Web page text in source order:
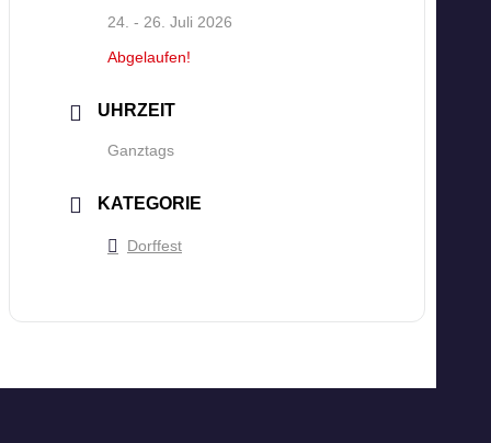
24. - 26. Juli 2026
Abgelaufen!
UHRZEIT
Ganztags
KATEGORIE
Dorffest